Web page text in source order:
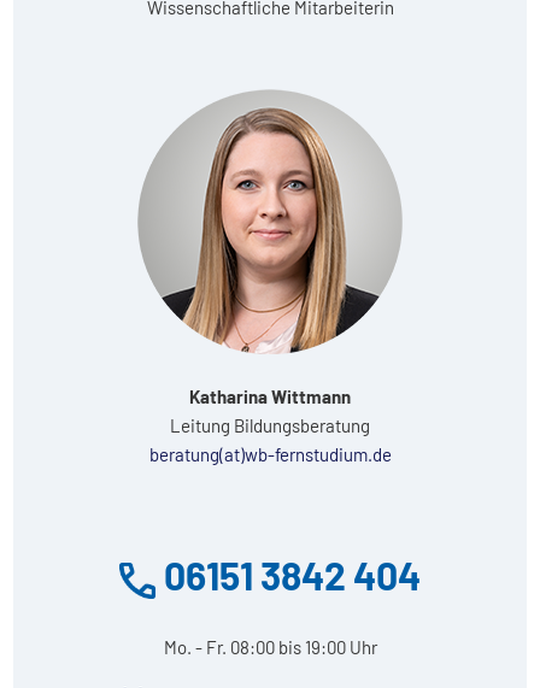
Wissenschaftliche Mitarbeiterin
Katharina Wittmann
Leitung Bildungsberatung
beratung(at)wb-fernstudium.de
06151 3842 404
Mo. - Fr. 08:00 bis 19:00 Uhr